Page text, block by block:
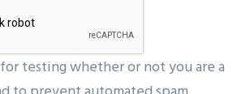
testing whether or not you are a